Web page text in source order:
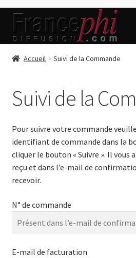
Aller
la
Aller
contenu
Accueil
Caisse
Conditions de Vente
Connection
Enregistrement
Listes d’Envies
Livres de Peter Randa
Livres de Philippe Randa
Accueil Suivi de la Commande
Suivi de la
Pour suivre votre commande
identifiant de commande dans la
cliquer le bouton « Suivre ». Il vous
reçu et dans l’e-mail de
recevoir.
N° de commande
E-mail de facturation